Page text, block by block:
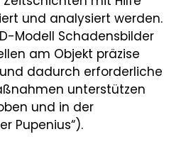
und analysiert werden.
Modell Schadensbilder
am Objekt präzise
dadurch erforderliche
unterstützen
und in der
Pupenius“).